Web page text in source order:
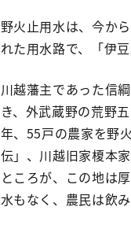
野火止用水は、今か
れた用水路で、「伊
川越藩主であった信
き、外武蔵野の荒野
年、55戸の農家を野
伝」、川越旧家榎本
ところが、この地は
水もなく、農民は飲